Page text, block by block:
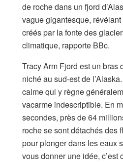
de roche dans un fjord
vague gigantesque,
créés par la fonte des
climatique, rapporte BBc.
Tracy Arm Fjord est un bras
niché au sud-est de
calme qui y règne
vacarme indescriptible. En
secondes, près de 64
roche se sont détachés des
pour plonger dans les eaux
vous donner une idée, c’est